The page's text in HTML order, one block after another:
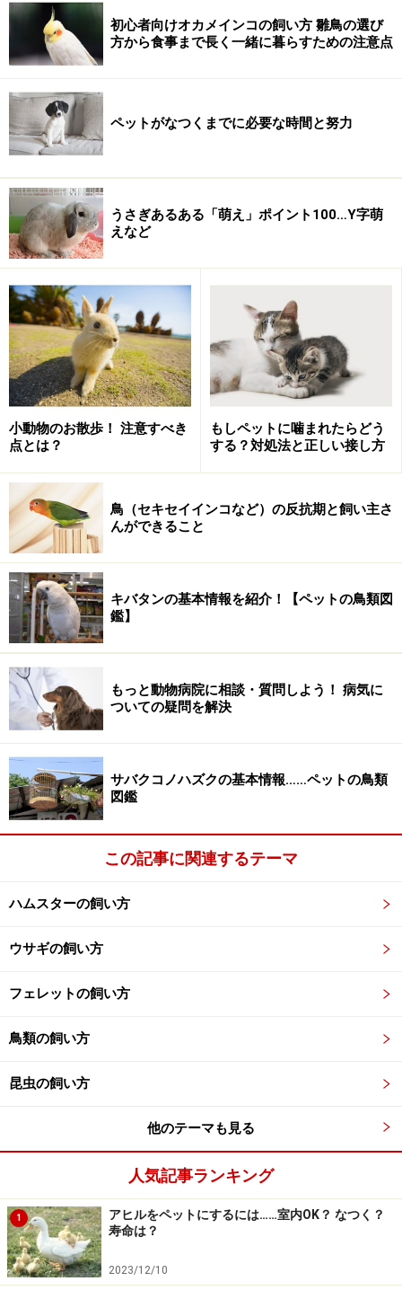
ようになったら、今より内臓に負担をかけないように、
食べ物や運動方法、運動量などに気を使い、少しでも長
く生きることができるように飼い主は気をつかうものだ
でもですね。飛べなくなってから数週間で寿命が終わる
があります。それよりも、
込み、少しでも長くシニアになるのを先延ばしにするほ
うがいいのではないでしょうか？
いつまでも元気でいてもらうために
鳥類に長く元気でいてもらうためには、いくつか気をつ
けるべきポイントがあります。どれも基本的なものでは
ありますが、忘れがちなポイントをいくつか紹介しま
す。
ほとんどすべての鳥類は人間より体温が高く、私達
が快適と感じる温度よりも高い環境温度を好みま
す。夏は日本も暑いのでそれほど問題はないかもし
れませんが、冬の寒さは鳥さんに影響してしまうこ
とがあります。エアコンなどの暖房器具で部屋を暖
めるだけでなく、セラミックヒーターなどでの鳥さ
んのケージを暖めることも必要になるでしょう。
環境温度が低いと、鳥さんの体温が下がってしまい
ます。体温が下がると代謝がにぶくなり、ごはんを
怖い結果が待っています。
べてもらえるように、環境温度を鳥さんにとって快
適な温度で維持するようにしましょう。
いっしょに過ごす時間
多くの鳥さんが、飼い主と過ごす時間を必要として
話しかけて鳴いたり、また、飼い主に話しかけても
らい、かまってもらうことを必要としているので
す。
私達は、仕事や家族の行事などで忙しい日を過ごさ
なときでもどうか、鳥さんといっしょに過ごす時間
を忘れずに作るようにしてあげてください。
飼い主
ると思います。
事故予防
ケージから出して部屋で遊ばせるとき、1番怖いの
が家庭内での事故です。
初心者向けオカメインコの飼い方 雛鳥の選び
方から食事まで長く一緒に暮らすための注意点
ペットがなつくまでに必要な時間と努力
うさぎあるある「萌え」ポイント100…Y字萌
えなど
小動物のお散歩！ 注意すべき
点とは？
もしペットに噛まれたらどう
する？対処法と正しい接し方
鳥（セキセイインコなど）の反抗期と飼い主さ
んができること
キバタンの基本情報を紹介！【ペットの鳥類図
鑑】
もっと動物病院に相談・質問しよう！ 病気に
ついての疑問を解決
サバクコノハズクの基本情報……ペットの鳥類
図鑑
この記事に関連するテーマ
ハムスターの飼い方
ウサギの飼い方
フェレットの飼い方
鳥類の飼い方
昆虫の飼い方
他のテーマも見る
人気記事ランキング
1
アヒルをペットにするには……室内OK？ なつく？
寿命は？
2023/12/10